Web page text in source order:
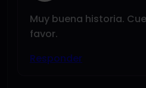
Muy buena historia.
favor.
Responder